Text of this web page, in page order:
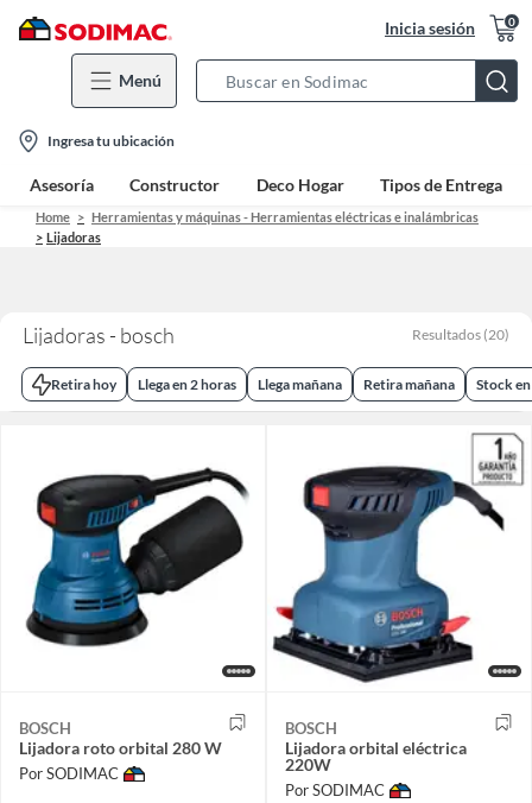
Inicia sesión 0
Menú
Bar
location-
icon
Ingresa tu ubicación
Asesoría Constructor Deco Hogar Tipos de Entrega
Home
Herramientas y máquinas - Herramientas eléctricas e inalámbricas
Lijadoras
Lijadoras - bosch Resultados (20)
Retira hoy Llega en 2 horas Llega mañana Retira mañana Stock
BOSCH
Lijadora roto orbital 280 W
Por SODIMAC
BOSCH
Lijadora orbital eléctrica
220W
Por SODIMAC